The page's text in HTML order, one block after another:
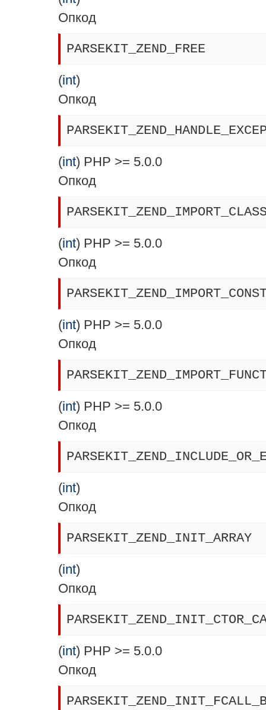
Опкод
PARSEKIT_ZEND_FREE
(int)
Опкод
(int) PHP >= 5.0.0
Опкод
(int) PHP >= 5.0.0
Опкод
(int) PHP >= 5.0.0
Опкод
(int) PHP >= 5.0.0
Опкод
(int)
Опкод
PARSEKIT_ZEND_INIT_ARRAY
(int)
Опкод
(int) PHP >= 5.0.0
Опкод